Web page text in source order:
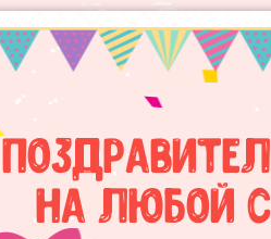
на любой